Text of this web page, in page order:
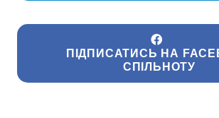
ПІДПИСАТИСЬ НА
СПІЛЬНОТУ